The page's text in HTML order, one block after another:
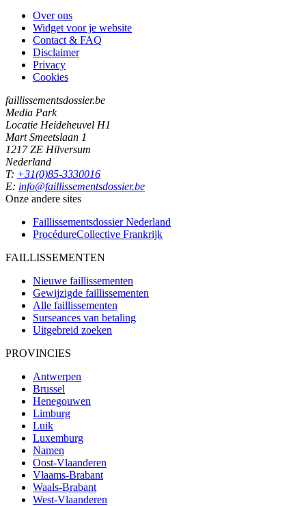
Over ons
Widget voor je website
Contact & FAQ
Disclaimer
Privacy
Cookies
faillissementsdossier.be
Media Park
Locatie Heideheuvel H1
Mart Smeetslaan 1
1217 ZE Hilversum
Nederland
T: +31(0)85-3330016
E: info@faillissementsdossier.be
Onze andere sites
Faillissementsdossier Nederland
ProcédureCollective Frankrijk
FAILLISSEMENTEN
Nieuwe faillissementen
Gewijzigde faillissementen
Alle faillissementen
Surseances van betaling
Uitgebreid zoeken
PROVINCIES
Antwerpen
Brussel
Henegouwen
Limburg
Luik
Luxemburg
Namen
Oost-Vlaanderen
Vlaams-Brabant
Waals-Brabant
West-Vlaanderen